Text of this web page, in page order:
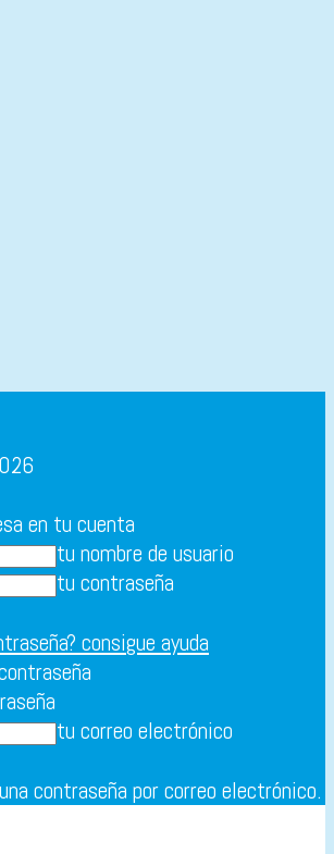
en tu cuenta
tu nombre de usuario
tu contraseña
consigue ayuda
tu correo electrónico
contraseña por correo electrónico.